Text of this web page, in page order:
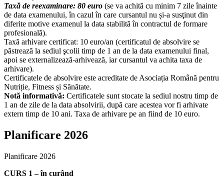
Taxă de reexaminare: 80 euro (se va achită cu minim 7 zile înainte
de data examenului, în cazul în care cursantul nu și-a susţinut din
diferite motive examenul la data stabilită în contractul de formare
profesională).
Taxă arhivare certificat: 10 euro/an (certificatul de absolvire se
păstrează la sediul şcolii timp de 1 an de la data examenului final,
apoi se externalizează-arhivează, iar cursantul va achita taxa de
arhivare).
Certificatele de absolvire este acreditate de Asociația Română pentru
Nutriție, Fitness și Sănătate.
Notă informativă: Certificatele sunt stocate la sediul nostru timp de
1 an de zile de la data absolvirii, după care acestea vor fi arhivate
extern timp de 10 ani. Taxa de arhivare pe an fiind de 10 euro.
Planificare 2026
Planificare 2026
CURS 1 – în curând